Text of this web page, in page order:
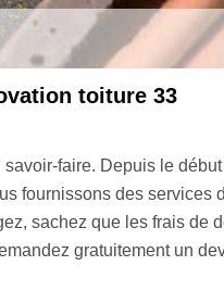
toiture 33
faire. Depuis le
fournissons des services
sachez que les frais de
gratuitement un